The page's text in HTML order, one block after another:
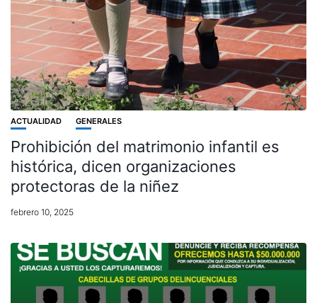
ACTUALIDAD GENERALES
Prohibición del matrimonio infantil es
histórica, dicen organizaciones
protectoras de la niñez
febrero 10, 2025